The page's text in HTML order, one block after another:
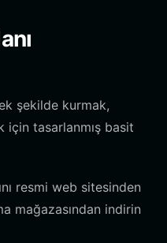
şekilde kurmak,
için tasarlanmış basit
resmi web sitesinden
mağazasından indirin